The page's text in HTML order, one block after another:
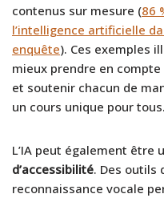
contenus sur mesure (86
l’intelligence artificielle
enquête). Ces exemples
mieux prendre en
et soutenir chacun de
un cours unique pour tous.
L’IA peut également être
d’accessibilité. Des outils
reconnaissance vocale